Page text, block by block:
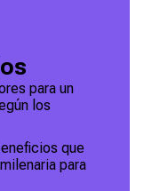
para un
los
que
para